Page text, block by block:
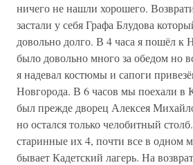
ничего не нашли хорошего.
застали у себя Графа Блудова
довольно долго. В 4 часа я пошёл к
было довольно много за обедом но
я надевал костюмы и сапоги
Новгорода. В 6 часов мы поехали в
был прежде дворец Алексея
но остался только челобитный
старинные их 4, почти все в одном
бывает Кадетский лагерь. На